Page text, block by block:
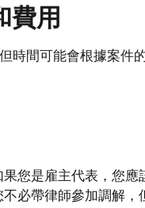
費用
時間可能會根據案件
您是雇主代表，您
必帶律師參加調解